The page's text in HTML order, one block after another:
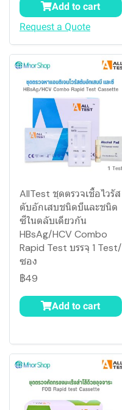
Add to cart
Request a Quote
AllTest ชุดตรวจเชื้อไวรัส
ตับอักเสบชนิดบีและชนิด
ซีในตลับเดียวกัน
HBsAg/HCV Combo
Rapid Test บรรจุ 1 Test/
ซอง
฿49
Add to cart